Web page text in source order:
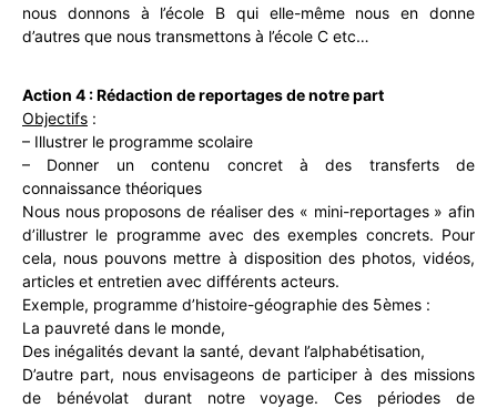
nous donnons à l’école B qui elle-même nous en donne
d’autres que nous transmettons à l’école C etc…
Action 4 : Rédaction de reportages de notre part
Objectifs :
– Illustrer le programme scolaire
– Donner un contenu concret à des transferts de
connaissance théoriques
Nous nous proposons de réaliser des « mini-reportages » afin
d’illustrer le programme avec des exemples concrets. Pour
cela, nous pouvons mettre à disposition des photos, vidéos,
articles et entretien avec différents acteurs.
Exemple, programme d’histoire-géographie des 5èmes :
La pauvreté dans le monde,
Des inégalités devant la santé, devant l’alphabétisation,
D’autre part, nous envisageons de participer à des missions
de bénévolat durant notre voyage. Ces périodes de